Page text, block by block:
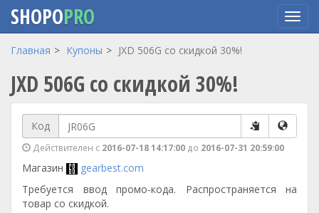
Перейти
основному
содержанию
SHOPOPRO
Главная Купоны JXD 506G со скидкой 30%!
JXD 506G со скидкой 30%!
Код
Действителен с 2016-07-18 14:17:00 до 2016-07-31 20:59:00
Магазин
gearbest.com
Требуется ввод промо-кода. Распространяется на
товар со скидкой.